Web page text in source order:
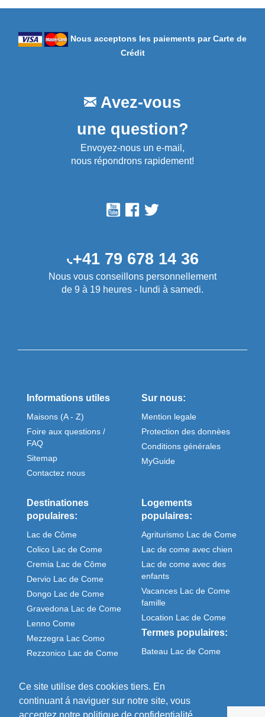
Ce site utilise des cookies tiers. En
continuant á naviguer sur notre site, vous
acceptez notre politique de confidentialité.
Nous acceptons les paiements par Carte de
Crédit
Avez-vous
une question?
Envoyez-nous un e-mail,
nous répondrons rapidement!
+41 79 678 14 36
Nous vous conseillons personnellement
de 9 à 19 heures - lundi à samedi.
Informations utiles
Maisons (A - Z)
Foire aux questions /
FAQ
Sitemap
Contactez nous
Sur nous:
Mention legale
Protection des donnèes
Conditions générales
MyGuide
Destinationes
populaires:
Lac de Côme
Colico Lac de Come
Cremia Lac de Côme
Dervio Lac de Come
Dongo Lac de Come
Gravedona Lac de Come
Lenno Come
Mezzegra Lac Como
Rezzonico Lac de Come
Logements
populaires:
Agriturismo Lac de Come
Lac de come avec chien
Lac de come avec des
enfants
Vacances Lac de Come
famille
Location Lac de Come
Termes populaires:
Bateau Lac de Come